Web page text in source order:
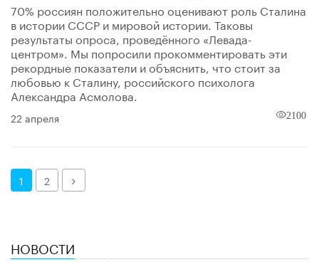
70% россиян положительно оценивают роль Сталина
в истории СССР и мировой истории. Таковы
результаты опроса, проведённого «Левада-
центром». Мы попросили прокомментировать эти
рекордные показатели и объяснить, что стоит за
любовью к Сталину, российского психолога
Александра Асмолова.
22 апреля 2100
1 2 Далее
НОВОСТИ